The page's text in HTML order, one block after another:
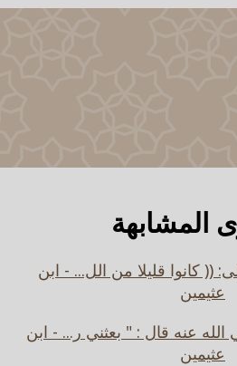
المشابهة
(( كانوا قليلا من الل... - ابن
عثيمين
عنه قال : " بعثني ر... - ابن
عثيمين